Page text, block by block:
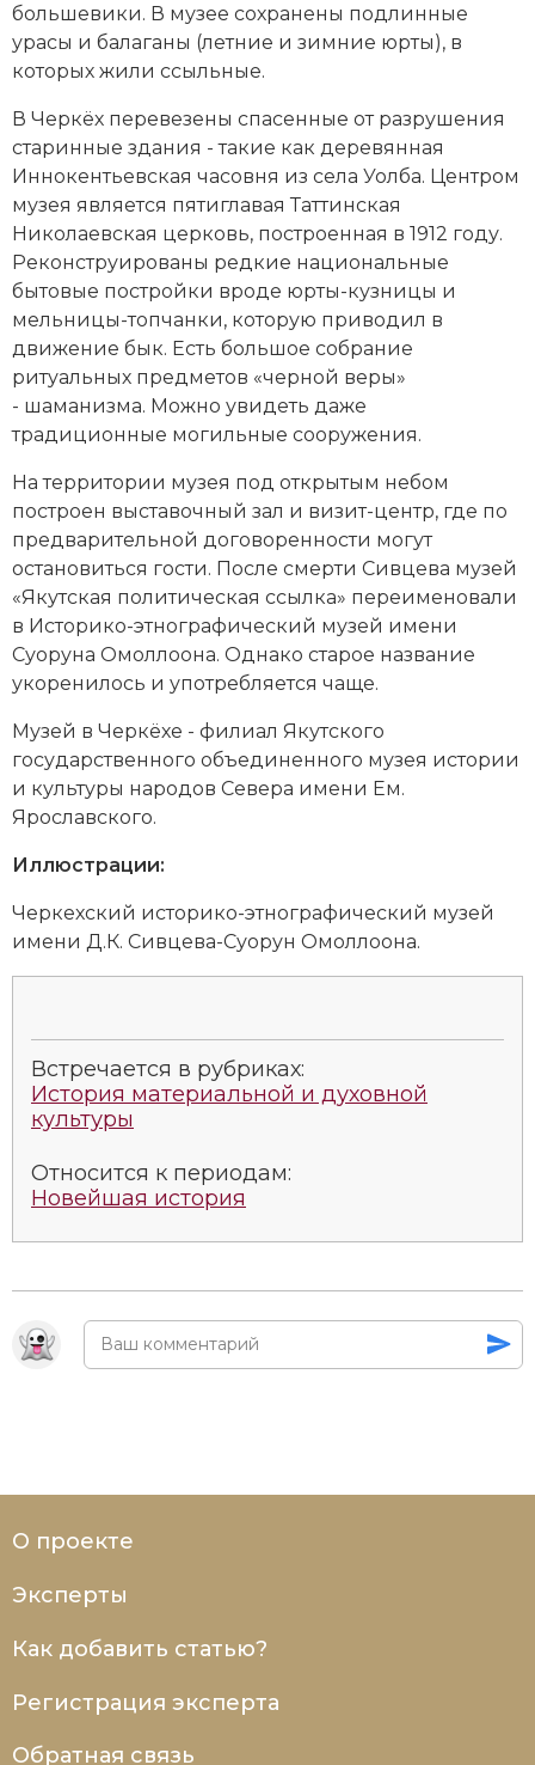
Религия и церковь
Россия
Северная Америка
Социально-экономическая история
Специальные исторические дисциплины
Южная Америка
большевики. В музее сохранены подлинные
урасы и балаганы (летние и зимние юрты), в
которых жили ссыльные.
В Черкёх перевезены спасенные от разрушения
старинные здания - такие как деревянная
Иннокентьевская часовня из села Уолба. Центром
музея является пятиглавая Таттинская
Николаевская церковь, построенная в 1912 году.
Реконструированы редкие национальные
бытовые постройки вроде юрты-кузницы и
мельницы-топчанки, которую приводил в
движение бык. Есть большое собрание
ритуальных предметов «черной веры»
- шаманизма. Можно увидеть даже
традиционные могильные сооружения.
На территории музея под открытым небом
построен выставочный зал и визит-центр, где по
предварительной договоренности могут
остановиться гости. После смерти Сивцева музей
«Якутская политическая ссылка» переименовали
в Историко-этнографический музей имени
Суоруна Омоллоона. Однако старое название
укоренилось и употребляется чаще.
Музей в Черкёхе - филиал Якутского
государственного объединенного музея истории
и культуры народов Севера имени Ем.
Ярославского.
Иллюстрации:
Черкехский историко-этнографический музей
имени Д.К. Сивцева-Суорун Омоллоона.
Встречается в рубриках:
История материальной и духовной
культуры
Относится к периодам:
Новейшая история
О проекте
Эксперты
Как добавить статью?
Регистрация эксперта
Обратная связь